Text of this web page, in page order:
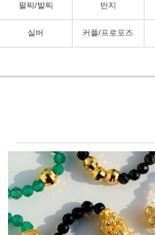
팔찌/발찌 반지
실버 커플/프로포즈